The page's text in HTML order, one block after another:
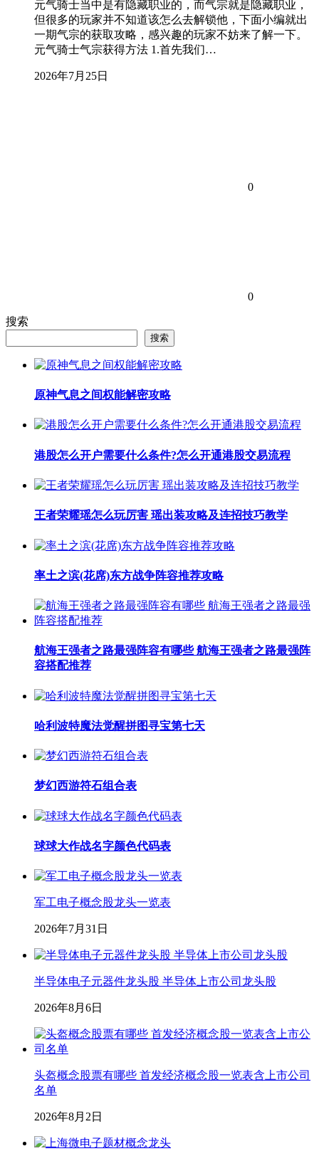
元气骑士当中是有隐藏职业的，而气宗就是隐藏职业，
但很多的玩家并不知道该怎么去解锁他，下面小编就出
一期气宗的获取攻略，感兴趣的玩家不妨来了解一下。
元气骑士气宗获得方法 1.首先我们…
2026年7月25日
0
0
搜索
搜索
原神气息之间权能解密攻略
港股怎么开户需要什么条件?怎么开通港股交易流程
王者荣耀瑶怎么玩厉害 瑶出装攻略及连招技巧教学
率土之滨(花席)东方战争阵容推荐攻略
航海王强者之路最强阵容有哪些 航海王强者之路最强阵
容搭配推荐
哈利波特魔法觉醒拼图寻宝第七天
梦幻西游符石组合表
球球大作战名字颜色代码表
军工电子概念股龙头一览表
2026年7月31日
半导体电子元器件龙头股 半导体上市公司龙头股
2026年8月6日
头盔概念股票有哪些 首发经济概念股一览表含上市公司
名单
2026年8月2日